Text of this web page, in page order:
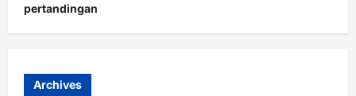
pertandingan
Archives